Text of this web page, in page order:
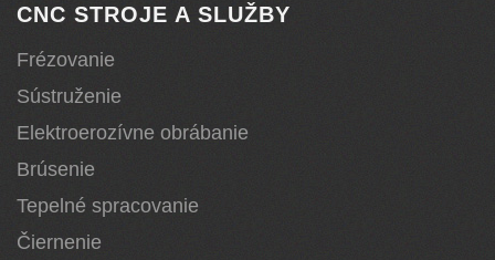
CNC STROJE A SLUŽBY
Frézovanie
Sústruženie
Elektroerozívne obrábanie
Brúsenie
Tepelné spracovanie
Čiernenie